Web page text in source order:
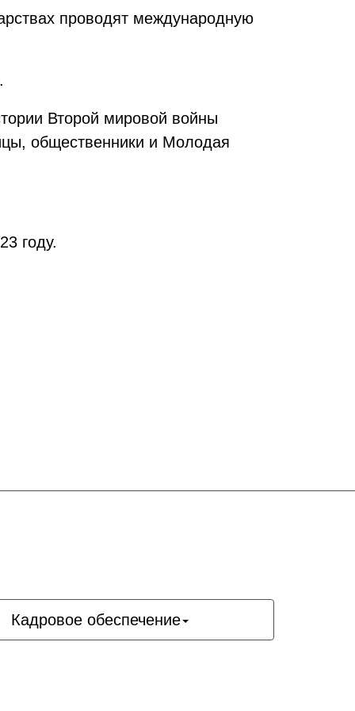
проводят международную
Второй мировой войны
общественники и Молодая
году.
Кадровое обеспечение